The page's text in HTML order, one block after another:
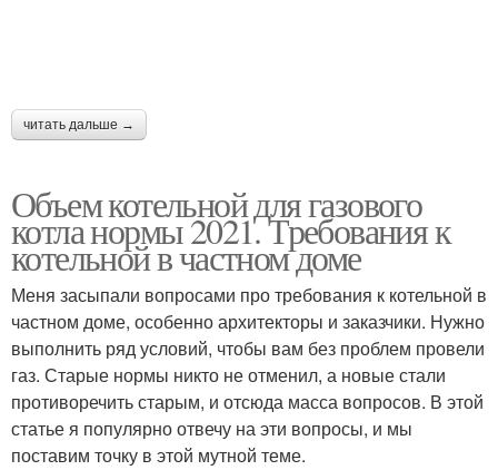
читать дальше →
Объем котельной для газового
котла нормы 2021. Требования к
котельной в частном доме
Меня засыпали вопросами про требования к котельной в
частном доме, особенно архитекторы и заказчики. Нужно
выполнить ряд условий, чтобы вам без проблем провели
газ. Старые нормы никто не отменил, а новые стали
противоречить старым, и отсюда масса вопросов. В этой
статье я популярно отвечу на эти вопросы, и мы
поставим точку в этой мутной теме.